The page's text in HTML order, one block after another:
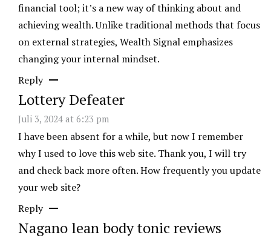
financial tool; it’s a new way of thinking about and
achieving wealth. Unlike traditional methods that focus
on external strategies, Wealth Signal emphasizes
changing your internal mindset.
Reply
Lottery Defeater
Juli 3, 2024 at 6:23 pm
I have been absent for a while, but now I remember
why I used to love this web site. Thank you, I will try
and check back more often. How frequently you update
your web site?
Reply
Nagano lean body tonic reviews